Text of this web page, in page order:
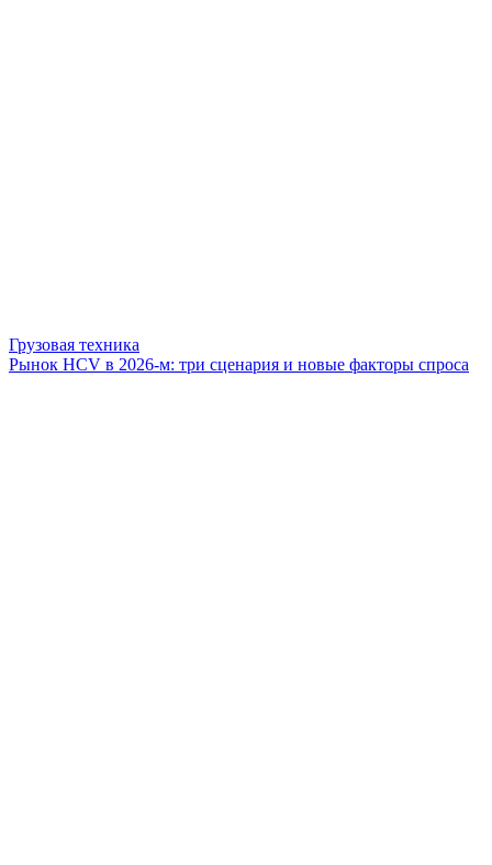
Грузовая техника
Рынок HCV в 2026-м: три сценария и новые факторы спроса